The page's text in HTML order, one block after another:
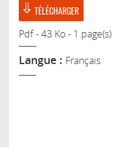
Langue : Français
Pdf - 43 Ko - 1 page(s)
TÉLÉCHARGER